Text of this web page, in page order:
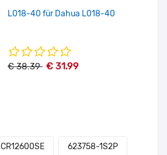
L018-40 für Dahua L018-40
€ 38.39 € 31.99
CR12600SE 623758-1S2P